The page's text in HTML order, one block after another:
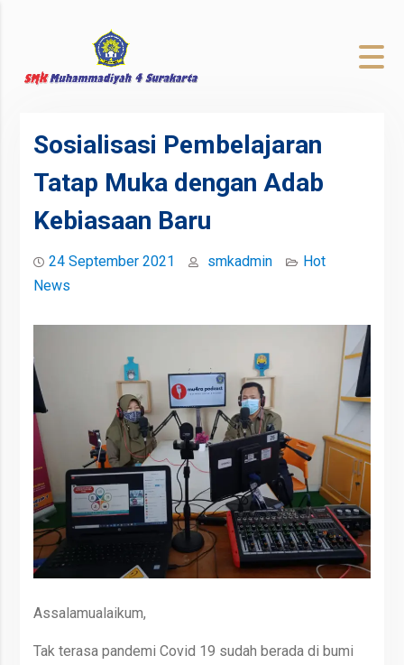
Sosialisasi Pembelajaran
Tatap Muka dengan Adab
Kebiasaan Baru
24 September 2021 smkadmin
Hot
News
Assalamualaikum,
Tak terasa pandemi Covid 19 sudah berada di bumi